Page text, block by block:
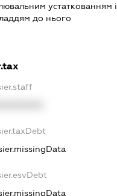
устаткованням і
до нього